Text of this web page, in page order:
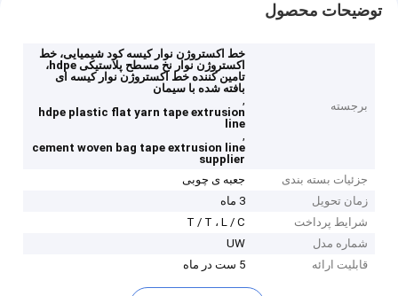
توضیحات محصول
برجسته
خط اکستروژن نوار کیسه کود شیمیایی، خط
اکستروژن نوار نخ مسطح پلاستیکی hdpe،
تامین کننده خط اکستروژن نوار کیسه ای
بافته شده با سیمان
,
hdpe plastic flat yarn tape extrusion
line
,
cement woven bag tape extrusion line
supplier
جزئیات بسته بندی
جعبه ی چوبی
زمان تحویل
3 ماه
شرایط پرداخت
T / T ، L / C
شماره مدل
UW
قابلیت ارائه
5 ست در ماه